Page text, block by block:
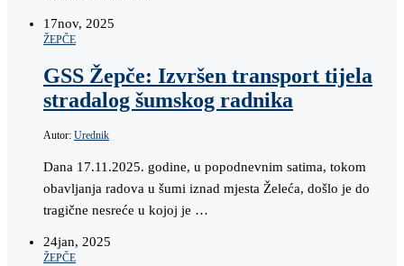
17nov, 2025
ŽEPČE
GSS Žepče: Izvršen transport tijela
stradalog šumskog radnika
Autor: Urednik
Dana 17.11.2025. godine, u popodnevnim satima, tokom
obavljanja radova u šumi iznad mjesta Želeća, došlo je do
tragične nesreće u kojoj je …
24jan, 2025
ŽEPČE